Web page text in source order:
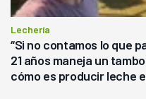
Lechería
“Si no contamos lo que
21 años maneja un
cómo es producir leche